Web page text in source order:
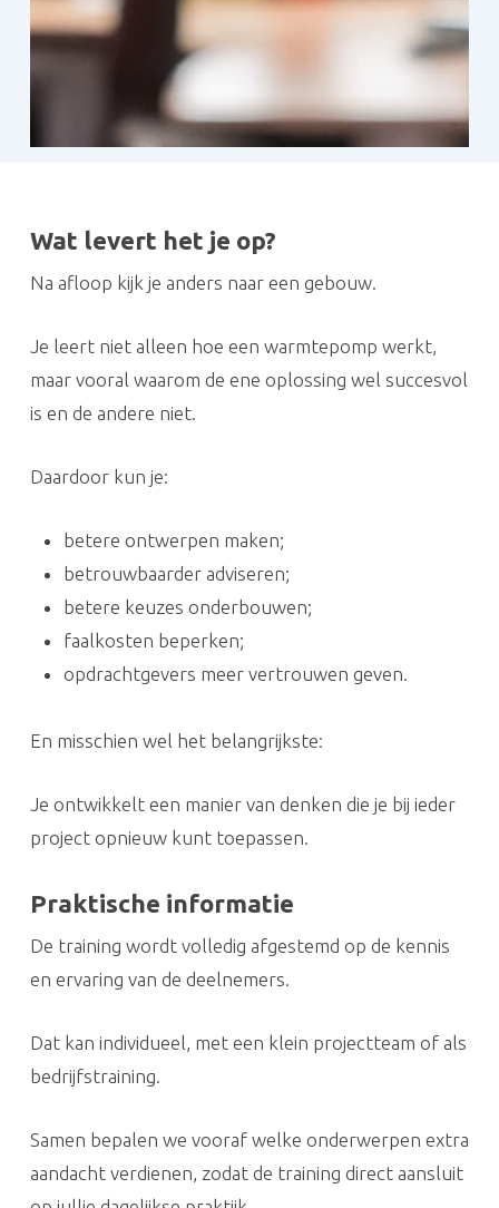
Wat levert het je op?
Na afloop kijk je anders naar een gebouw.
Je leert niet alleen hoe een warmtepomp werkt,
maar vooral waarom de ene oplossing wel succesvol
is en de andere niet.
Daardoor kun je:
betere ontwerpen maken;
betrouwbaarder adviseren;
betere keuzes onderbouwen;
faalkosten beperken;
opdrachtgevers meer vertrouwen geven.
En misschien wel het belangrijkste:
Je ontwikkelt een manier van denken die je bij ieder
project opnieuw kunt toepassen.
Praktische informatie
De training wordt volledig afgestemd op de kennis
en ervaring van de deelnemers.
Dat kan individueel, met een klein projectteam of als
bedrijfstraining.
Samen bepalen we vooraf welke onderwerpen extra
aandacht verdienen, zodat de training direct aansluit